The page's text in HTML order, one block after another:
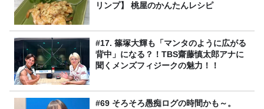
リンプ】 桃屋のかんたんレシピ
#17. 篠塚大輝も「マンタのように広がる
背中」になる？！TBS齋藤慎太郎アナに
聞くメンズフィジークの魅力！！
#69 そろそろ愚痴ログの時間かも～。